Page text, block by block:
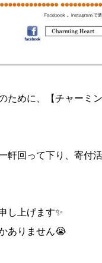
ために、【チャーミ
軒回って下り、寄付
し上げます✨
ありません😭